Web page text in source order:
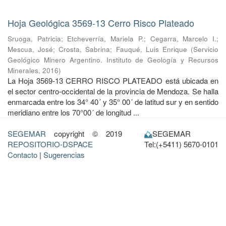
Hoja Geológica 3569-13 Cerro Risco Plateado
Sruoga, Patricia; Etcheverría, Mariela P.; Cegarra, Marcelo I.;
Mescua, José;Crosta, Sabrina; Fauqué, Luis Enrique (Servicio
Geológico Minero Argentino. Instituto de Geología y Recursos
Minerales, 2016)
La Hoja 3569-13 CERRO RISCO PLATEADO está ubicada en
el sector centro-occidental de la provincia de Mendoza. Se halla
enmarcada entre los 34° 40´ y 35° 00´ de latitud sur y en sentido
meridiano entre los 70°00´ de longitud ...
SEGEMAR copyright © 2019
REPOSITORIO-DSPACE
Contacto | Sugerencias
SEGEMAR
Tel:(+5411) 5670-0101